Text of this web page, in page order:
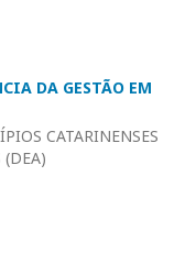
DA GESTÃO EM
CATARINENSES